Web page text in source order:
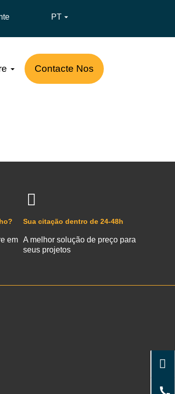
PT 
Contacte Nos
em
Sua citação dentro de 24-48h
A melhor solução de preço para
seus projetos